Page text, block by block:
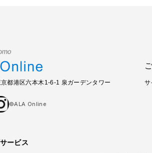
都港区六本木1-6-1 泉ガーデンタワー サ
©ALA Online
ービス